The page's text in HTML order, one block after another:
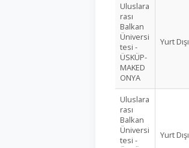
Uluslara
rası
Balkan
Üniversi
tesi -
ÜSKÜP-
MAKED
ONYA
Yurt Dışı
Uluslara
rası
Balkan
Üniversi
tesi -
Yurt Dışı